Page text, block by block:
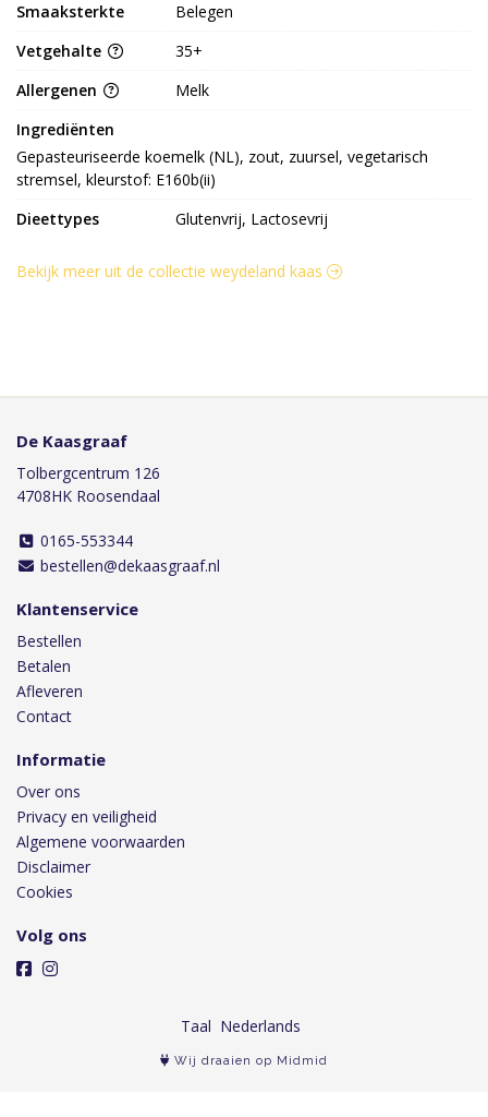
Smaaksterkte
Belegen
Vetgehalte
35+
Allergenen
Melk
Ingrediënten
Gepasteuriseerde koemelk (NL), zout, zuursel, vegetarisch
stremsel, kleurstof: E160b(ii)
Dieettypes
Glutenvrij, Lactosevrij
Bekijk meer uit de collectie weydeland kaas
De Kaasgraaf
Tolbergcentrum 126
4708HK Roosendaal
0165-553344
bestellen@dekaasgraaf.nl
Klantenservice
Bestellen
Betalen
Afleveren
Contact
Informatie
Over ons
Privacy en veiligheid
Algemene voorwaarden
Disclaimer
Cookies
Volg ons
Taal
Wij draaien op Midmid